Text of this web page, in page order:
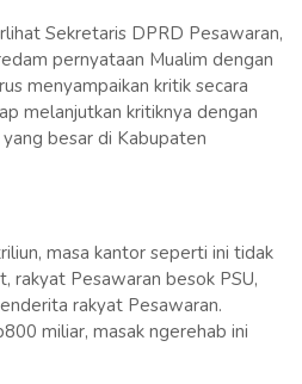
Sekretaris DPRD Pesawaran,
pernyataan Mualim dengan
menyampaikan kritik secara
melanjutkan kritiknya dengan
besar di Kabupaten
masa kantor seperti ini tidak
rakyat Pesawaran besok PSU,
rakyat Pesawaran.
miliar, masak ngerehab ini